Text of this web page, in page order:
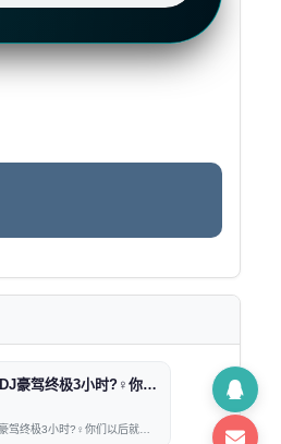
2026老歌带DJ豪驾终极3小时?‍♀️你们以后就叫我大哥?
2026老歌带DJ豪驾终极3小时?‍♀️你们以后就叫我大哥?